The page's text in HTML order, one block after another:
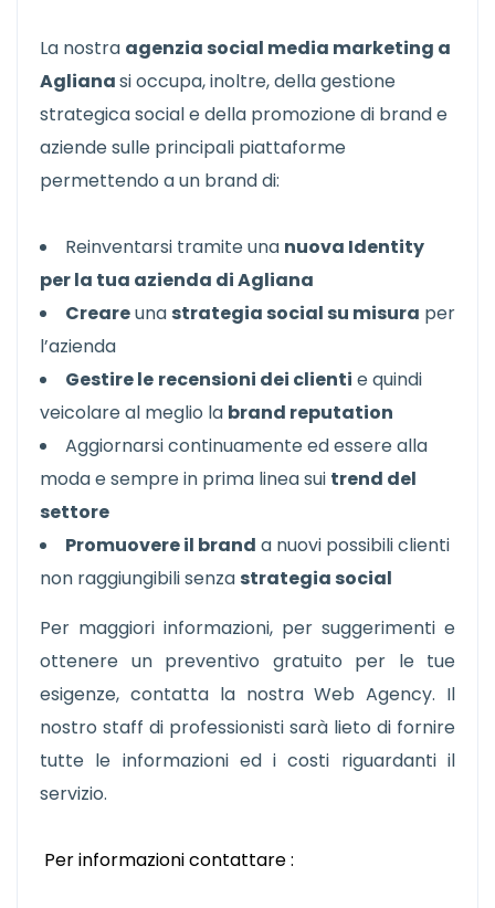
La nostra agenzia social media marketing a
Aglianasi occupa, inoltre, della gestione
strategica social e della promozione di brand e
aziende sulle principali piattaforme
permettendo a un brand di:
Reinventarsi tramite una nuova Identity
per la tua azienda di Agliana
Creareuna strategia social su misura per
l’azienda
Gestire le recensioni dei clienti e quindi
veicolare al meglio la brand reputation
Aggiornarsi continuamente ed essere alla
moda e sempre in prima linea sui trend del
settore
Promuovere il brand a nuovi possibili clienti
non raggiungibili senza strategia social
Per maggiori informazioni, per suggerimenti e
ottenere un preventivo gratuito per le tue
esigenze, contatta la nostra Web Agency. Il
nostro staff di professionisti sarà lieto di fornire
tutte le informazioni ed i costi riguardanti il
servizio.
Per informazioni contattare :